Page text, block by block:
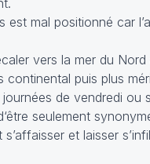
mal positionné car
vers la mer du
continental puis plus
de vendredi
seulement
et laisser